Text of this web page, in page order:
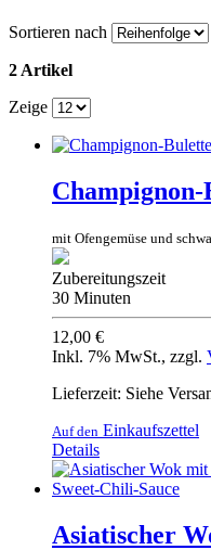
Sortieren nach
2 Artikel
Zeige
Champignon-
mit Ofengemüse und
Zubereitungszeit
30 Minuten
12,00 €
Inkl. 7% MwSt., zzgl.
Lieferzeit: Siehe
Auf den Einkaufszettel
Details
Asiatischer